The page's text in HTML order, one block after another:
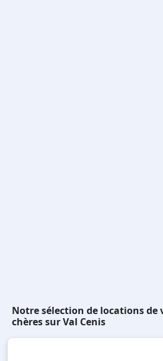
Notre sélection de locations de
chères sur Val Cenis